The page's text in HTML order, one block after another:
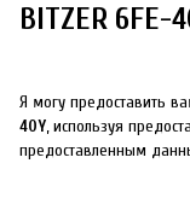
BITZER 6FE-
Я могу предоставить
40Y, используя
предоставленным